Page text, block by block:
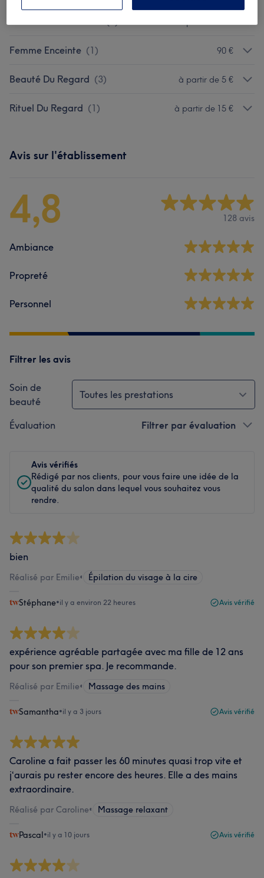
Femme Enceinte (1) 90 €
Beauté Du Regard (3) à partir de 5 €
Rituel Du Regard (1) à partir de 15 €
Avis sur l'établissement
4,8 128 avis
Ambiance
Propreté
Personnel
Filtrer les avis
Soin de
beauté
Toutes les prestations
Évaluation Filtrer par évaluation
Avis vérifiés
Rédigé par nos clients, pour vous faire une idée de la
qualité du salon dans lequel vous souhaitez vous
rendre.
bien
Réalisé par Emilie• Épilation du visage à la cire
Stéphane•il y a environ 22 heures Avis vérifié
expérience agréable partagée avec ma fille de 12 ans
pour son premier spa. Je recommande.
Réalisé par Emilie• Massage des mains
Samantha•il y a 3 jours Avis vérifié
Caroline a fait passer les 60 minutes quasi trop vite et
j‘aurais pu rester encore des heures. Elle a des mains
extraordinaire.
Réalisé par Caroline• Massage relaxant
Pascal•il y a 10 jours Avis vérifié